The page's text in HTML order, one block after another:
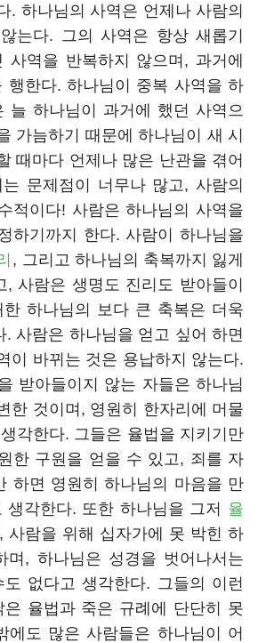
. 하나님의 사역은 언제나 사람의
는다. 그의 사역은 항상 새롭기
사역을 반복하지 않으며, 과거에
행한다. 하나님이 중복 사역을 하
늘 하나님이 과거에 했던 사역으
가늠하기 때문에 하나님이 새 시
때마다 언제나 많은 난관을 겪어
문제점이 너무나 많고, 사람의
적이다! 사람은 하나님의 사역을
하기까지 한다. 사람이 하나님을
, 그리고 하나님의 축복까지 잃게
, 사람은 생명도 진리도 받아들이
하나님의 보다 큰 축복은 더욱
. 사람은 하나님을 얻고 싶어 하면
이 바뀌는 것은 용납하지 않는다.
받아들이지 않는 자들은 하나님
한 것이며, 영원히 한자리에 머물
각한다. 그들은 율법을 지키기만
한 구원을 얻을 수 있고, 죄를 자
하면 영원히 하나님의 마음을 만
생각한다. 또한 하나님을 그저 율
, 사람을 위해 십자가에 못 박힌 하
며, 하나님은 성경을 벗어나서는
없다고 생각한다. 그들의 이런
은 율법과 죽은 규례에 단단히 못
에도 많은 사람들은 하나님이 어